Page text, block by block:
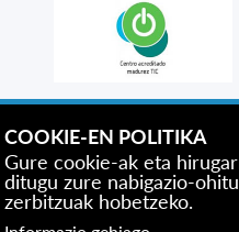
COOKIE-EN POLITIKA
Gure cookie-ak eta
ditugu zure nabigazio-
zerbitzuak hobetzeko.